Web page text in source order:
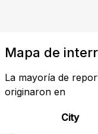
Mapa de
La mayoría de
originaron en
City